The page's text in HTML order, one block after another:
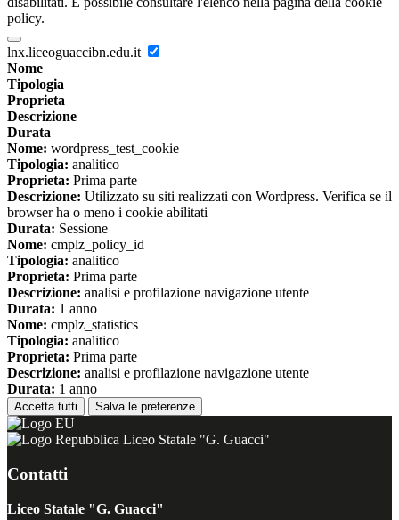
policy.
lnx.liceoguaccibn.edu.it
Nome
Tipologia
Proprieta
Descrizione
Durata
Nome: wordpress_test_cookie
Tipologia: analitico
Proprieta: Prima parte
Descrizione: Utilizzato su siti realizzati con Wordpress. Verifica se il
browser ha o meno i cookie abilitati
Durata: Sessione
Nome: cmplz_policy_id
Tipologia: analitico
Proprieta: Prima parte
Descrizione: analisi e profilazione navigazione utente
Durata: 1 anno
Nome: cmplz_statistics
Tipologia: analitico
Proprieta: Prima parte
Descrizione: analisi e profilazione navigazione utente
Durata: 1 anno
Accetta tutti Salva le preferenze
Liceo Statale "G. Guacci"
Contatti
Liceo Statale "G. Guacci"